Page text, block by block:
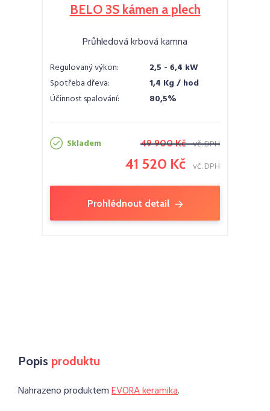
BELO 3S kámen a plech
Průhledová krbová kamna
Regulovaný výkon:
2,5 - 6,4 kW
Spotřeba dřeva:
1,4 Kg / hod
Účinnost spalování:
80,5%
Skladem 49 900 Kč vč. DPH
41 520 Kč vč. DPH
Prohlédnout detail
Popis produktu
Nahrazeno produktemEVORA keramika.